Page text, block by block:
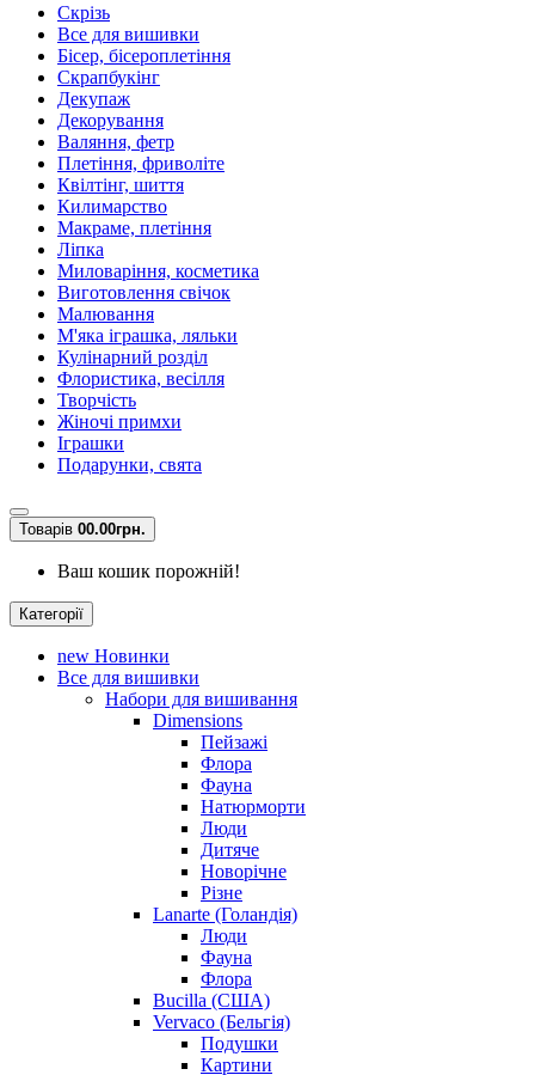
Скрізь
Все для вишивки
Бісер, бісероплетіння
Скрапбукінг
Декупаж
Декорування
Валяння, фетр
Плетіння, фриволіте
Квілтінг, шиття
Килимарство
Макраме, плетіння
Ліпка
Миловаріння, косметика
Виготовлення свічок
Малювання
М'яка іграшка, ляльки
Кулінарний розділ
Флористика, весілля
Творчість
Жіночі примхи
Іграшки
Подарунки, свята
Товарів 00.00грн.
Ваш кошик порожній!
Категорії
new Новинки
Все для вишивки
Набори для вишивання
Dimensions
Пейзажі
Флора
Фауна
Натюрморти
Люди
Дитяче
Новорічне
Різне
Lanarte (Голандія)
Люди
Фауна
Флора
Bucilla (США)
Vervaco (Бельгія)
Подушки
Картини